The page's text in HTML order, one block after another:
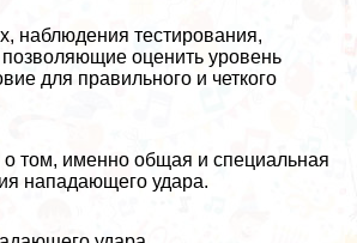
наблюдения тестирования,
оценить уровень
для правильного и четкого
том, именно общая и специальная
нападающего удара.